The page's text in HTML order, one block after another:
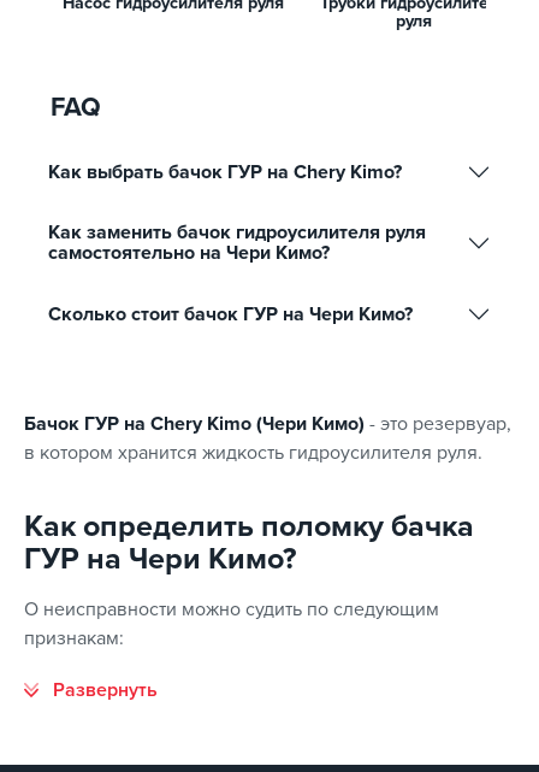
руля
FAQ
Как выбрать бачок ГУР на Chery Kimo?
Как заменить бачок гидроусилителя руля
самостоятельно на Чери Кимо?
Сколько стоит бачок ГУР на Чери Кимо?
Бачок ГУР на Chery Kimo (Чери Кимо) - это резервуар,
в котором хранится жидкость гидроусилителя руля.
Как определить поломку бачка
ГУР на Чери Кимо?
О неисправности можно судить по следующим
признакам: